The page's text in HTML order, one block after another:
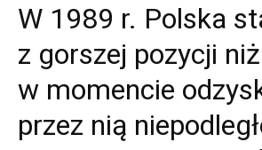
W 1989 r. Polska
z gorszej pozycji
w momencie
przez nią